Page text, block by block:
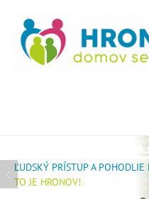
ĽUDSKÝ PRÍSTUP A POHODLIE
TO JE HRONOV!
MOMENTÁLNE NEMÁME
ZARIADENÍ!
POŠLITE SI ŽIADOSŤ A
AK MÁTE ZÁUJEM BYŤ NAŠIM
POŠTITE SI ŽIADOSŤ.
ZARADÍME VÁS DO